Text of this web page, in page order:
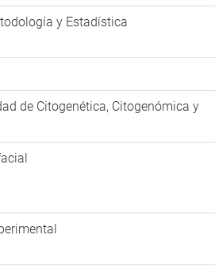
y Estadística
de Citogenética, Citogenómica y